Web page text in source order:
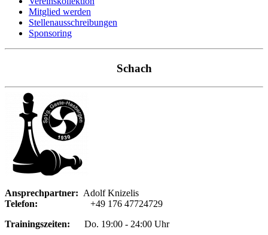
Mitglied werden
Stellenausschreibungen
Sponsoring
Schach
Ansprechpartner: Adolf Knizelis
Telefon: +49 176 47724729
Trainingszeiten: Do. 19:00 - 24:00 Uhr